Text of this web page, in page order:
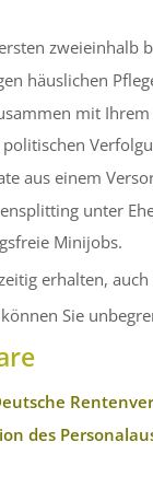
zweieinhalb
häuslichen
mit
aus einem
unter
Minijobs.
erhalten,
Sie
des